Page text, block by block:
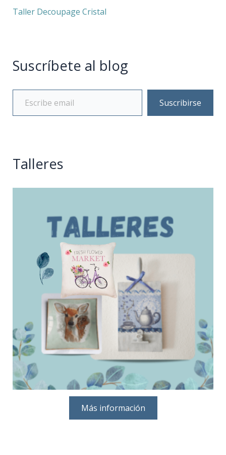
Taller Decoupage Cristal
Suscríbete al blog
Suscribirse
Talleres
Más información